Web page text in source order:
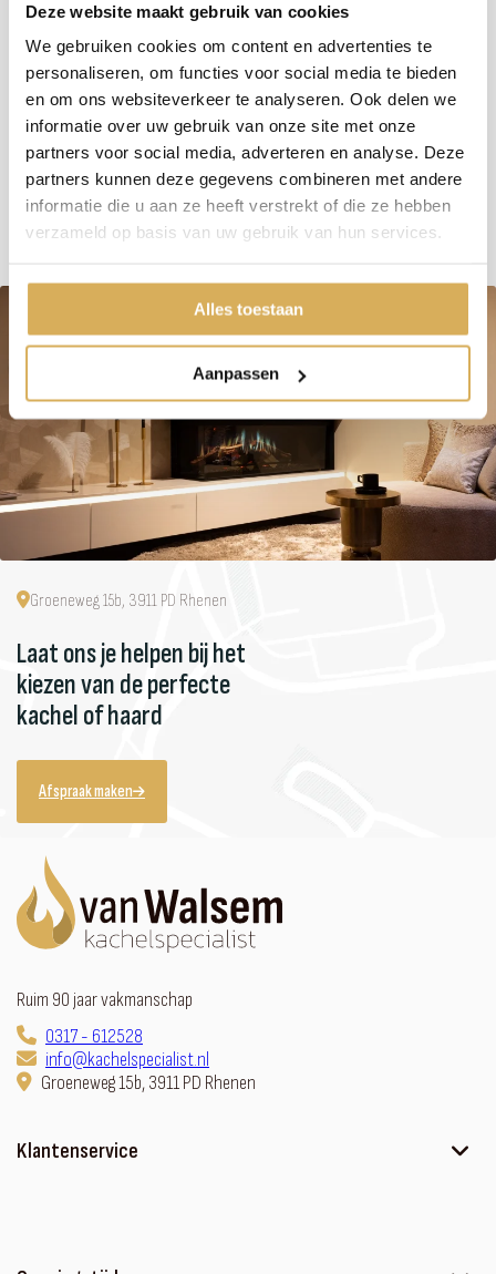
Deze website maakt gebruik van cookies
We gebruiken cookies om content en advertenties te
personaliseren, om functies voor social media te bieden
en om ons websiteverkeer te analyseren. Ook delen we
informatie over uw gebruik van onze site met onze
partners voor social media, adverteren en analyse. Deze
partners kunnen deze gegevens combineren met andere
informatie die u aan ze heeft verstrekt of die ze hebben
verzameld op basis van uw gebruik van hun services.
Alles toestaan
Aanpassen
Meer weten over onze haarden?
Neem contact op
Specificaties:
Groeneweg 15b, 3911 PD Rhenen
Laat ons je helpen bij het
kiezen van de perfecte
kachel of haard
Afspraak maken
Ruim 90 jaar vakmanschap
0317 - 612528
info@kachelspecialist.nl
Groeneweg 15b, 3911 PD Rhenen
Klantenservice